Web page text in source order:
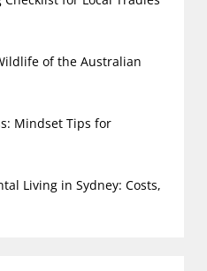
of the Australian
Mindset Tips for
Living in Sydney: Costs,